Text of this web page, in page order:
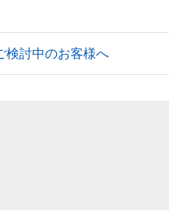
検討中のお客様へ